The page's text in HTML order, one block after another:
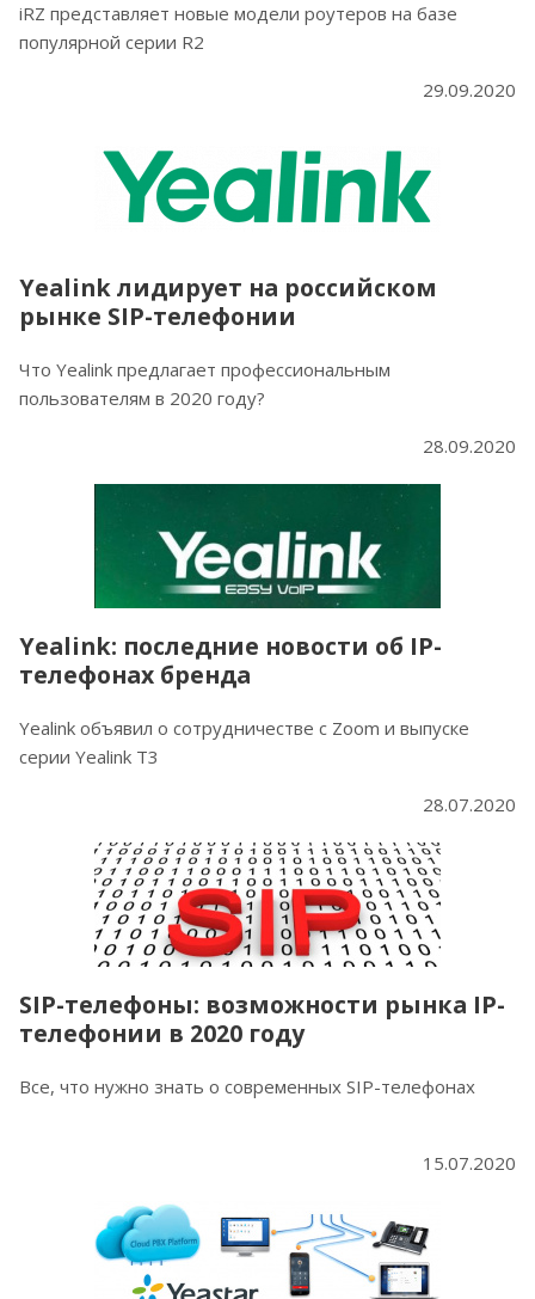
iRZ представляет новые модели роутеров на базе
популярной серии R2
29.09.2020
Yealink лидирует на российском
рынке SIP-телефонии
Что Yealink предлагает профессиональным
пользователям в 2020 году?
28.09.2020
Yealink: последние новости об IP-
телефонах бренда
Yealink объявил о сотрудничестве с Zoom и выпуске
серии Yealink T3
28.07.2020
SIP-телефоны: возможности рынка IP-
телефонии в 2020 году
Все, что нужно знать о современных SIP-телефонах
15.07.2020